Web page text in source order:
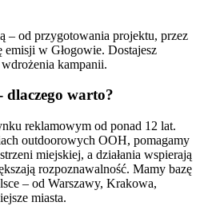
– od przygotowania projektu, przez
w Głogowie. Dostajesz
kampanii.
dlaczego warto?
reklamowym od ponad 12 lat.
outdoorowych OOH, pomagamy
miejskiej, a działania wspierają
rozpoznawalność. Mamy bazę
– od Warszawy, Krakowa,
miasta.